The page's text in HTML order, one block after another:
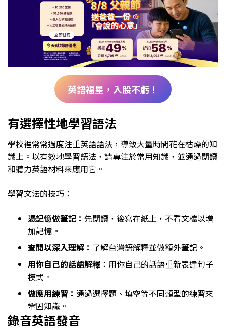
英語福星，入股不虧！
有選擇性地學習語法
學校裡常常過度注重英語語法，導致大量時間花在枯燥的知
識上。以有效地學習語法，請專注於常用知識，並通過閱讀
和聽力英語材料來應用它。
學習文法的技巧：
憑記憶做筆記： 先閱讀，後寫在紙上，不看文檔以增
加記憶 。
查閱以深入理解： 了解台灣語解釋並做額外筆記。
用你自己的話語解釋 ：用你自己的話語重新表達句子
模式。
做應用練習： 通過選擇題、填空等不同類型的練習來
鞏固知識。
錄音英語發音